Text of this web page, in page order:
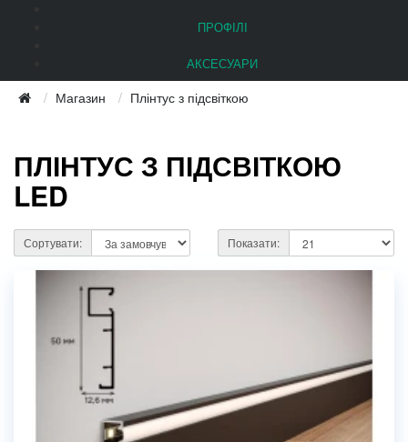
ПРОФІЛІ
АКСЕСУАРИ
Магазин Плінтус з підсвіткою
ПЛІНТУС З ПІДСВІТКОЮ
LED
Сортувати: Показати: